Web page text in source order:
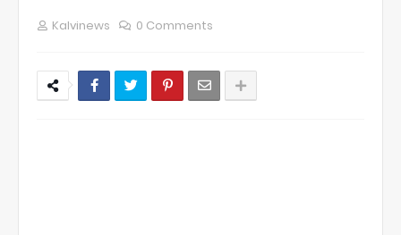
Kalvinews 0 Comments